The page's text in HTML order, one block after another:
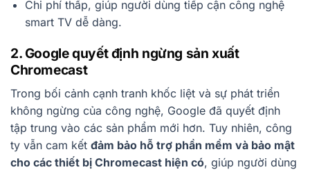
Chi phí thấp, giúp người dùng tiếp cận công nghệ
smart TV dễ dàng.
2. Google quyết định ngừng sản xuất
Chromecast
Trong bối cảnh cạnh tranh khốc liệt và sự phát triển
không ngừng của công nghệ, Google đã quyết định
tập trung vào các sản phẩm mới hơn. Tuy nhiên, công
ty vẫn cam kết đảm bảo hỗ trợ phần mềm và bảo mật
cho các thiết bị Chromecast hiện có, giúp người dùng